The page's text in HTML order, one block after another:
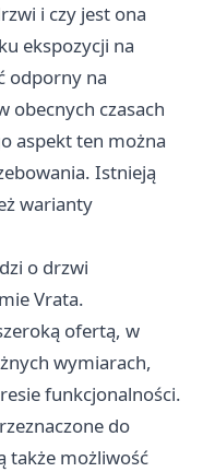
i czy jest ona
ekspozycji na
odporny na
obecnych czasach
aspekt ten można
Istnieją
warianty
o drzwi
Vrata.
ofertą, w
wymiarach,
funkcjonalności.
do
także możliwość